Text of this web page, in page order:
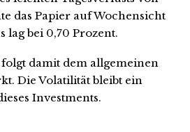
das Papier auf Wochensicht
lag bei 0,70 Prozent.
damit dem allgemeinen
Die Volatilität bleibt ein
Investments.